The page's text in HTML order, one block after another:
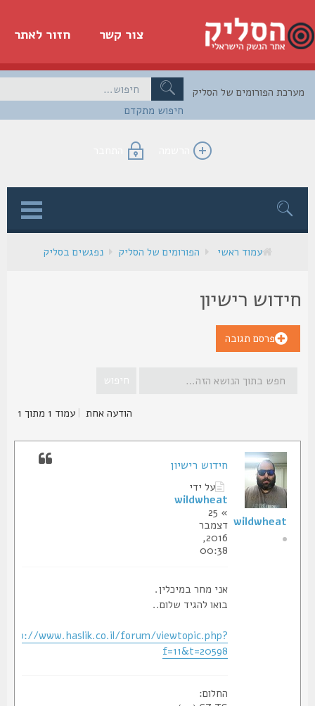
חזור לאתר צור קשר
חיפוש מתקדם
הפורומים של הסליק
הרשמה התחבר
עמוד ראשי הפורומים של הסליק נפגשים בסליק
רישיון
פרסם תגובה
הודעה אחת |עמוד1מתוך1
חידוש רישיון
על ידי
wildwheat
דצמבר
2016,
00:38
אני מחר במיכלין.
בואו להגיד שלום..
http://www.haslik.co.il/forum/viewtopic.php?
f=11&t=20598
החלום:
wildwheat